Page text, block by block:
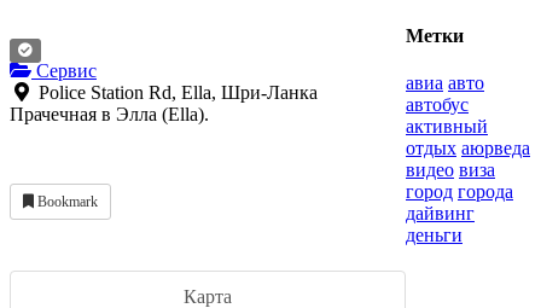
Сервис
Police Station Rd, Ella, Шри-Ланка
Прачечная в Элла (Ella).
Bookmark
Карта
Метки
авиа авто
автобус
активный
отдых аюрведа
видео виза
город города
дайвинг
деньги